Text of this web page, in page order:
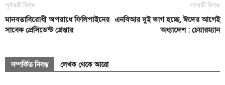
পূর্ববর্তী নিবন্ধ
মানবতাবিরোধী অপরাধে ফিলিপাইনের
সাবেক প্রেসিডেন্ট গ্রেপ্তার
পরবর্তী নিবন্ধ
এনবিআর দুই ভাগ হচ্ছে, ঈদের আগেই
অধ্যাদেশ : চেয়ারম্যান
সম্পর্কিত নিবন্ধ লেখক থেকে আরো